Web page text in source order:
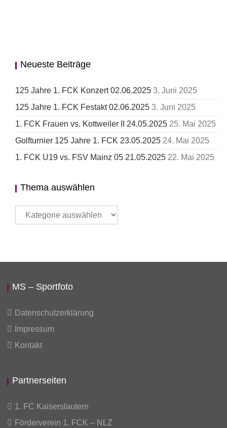
Neueste Beiträge
125 Jahre 1. FCK Konzert 02.06.2025 3. Juni 2025
125 Jahre 1. FCK Festakt 02.06.2025 3. Juni 2025
1. FCK Frauen vs. Kottweiler II 24.05.2025 25. Mai 2025
Golfturnier 125 Jahre 1. FCK 23.05.2025 24. Mai 2025
1. FCK U19 vs. FSV Mainz 05 21.05.2025 22. Mai 2025
Thema auswählen
Thema
auswählen
MS – Sportfoto
Datenschutzerklärung
Impressum
Kontakt
Partnerseiten
1. FC Kaiserslautern
Förderverein 1. FCK – NLZ